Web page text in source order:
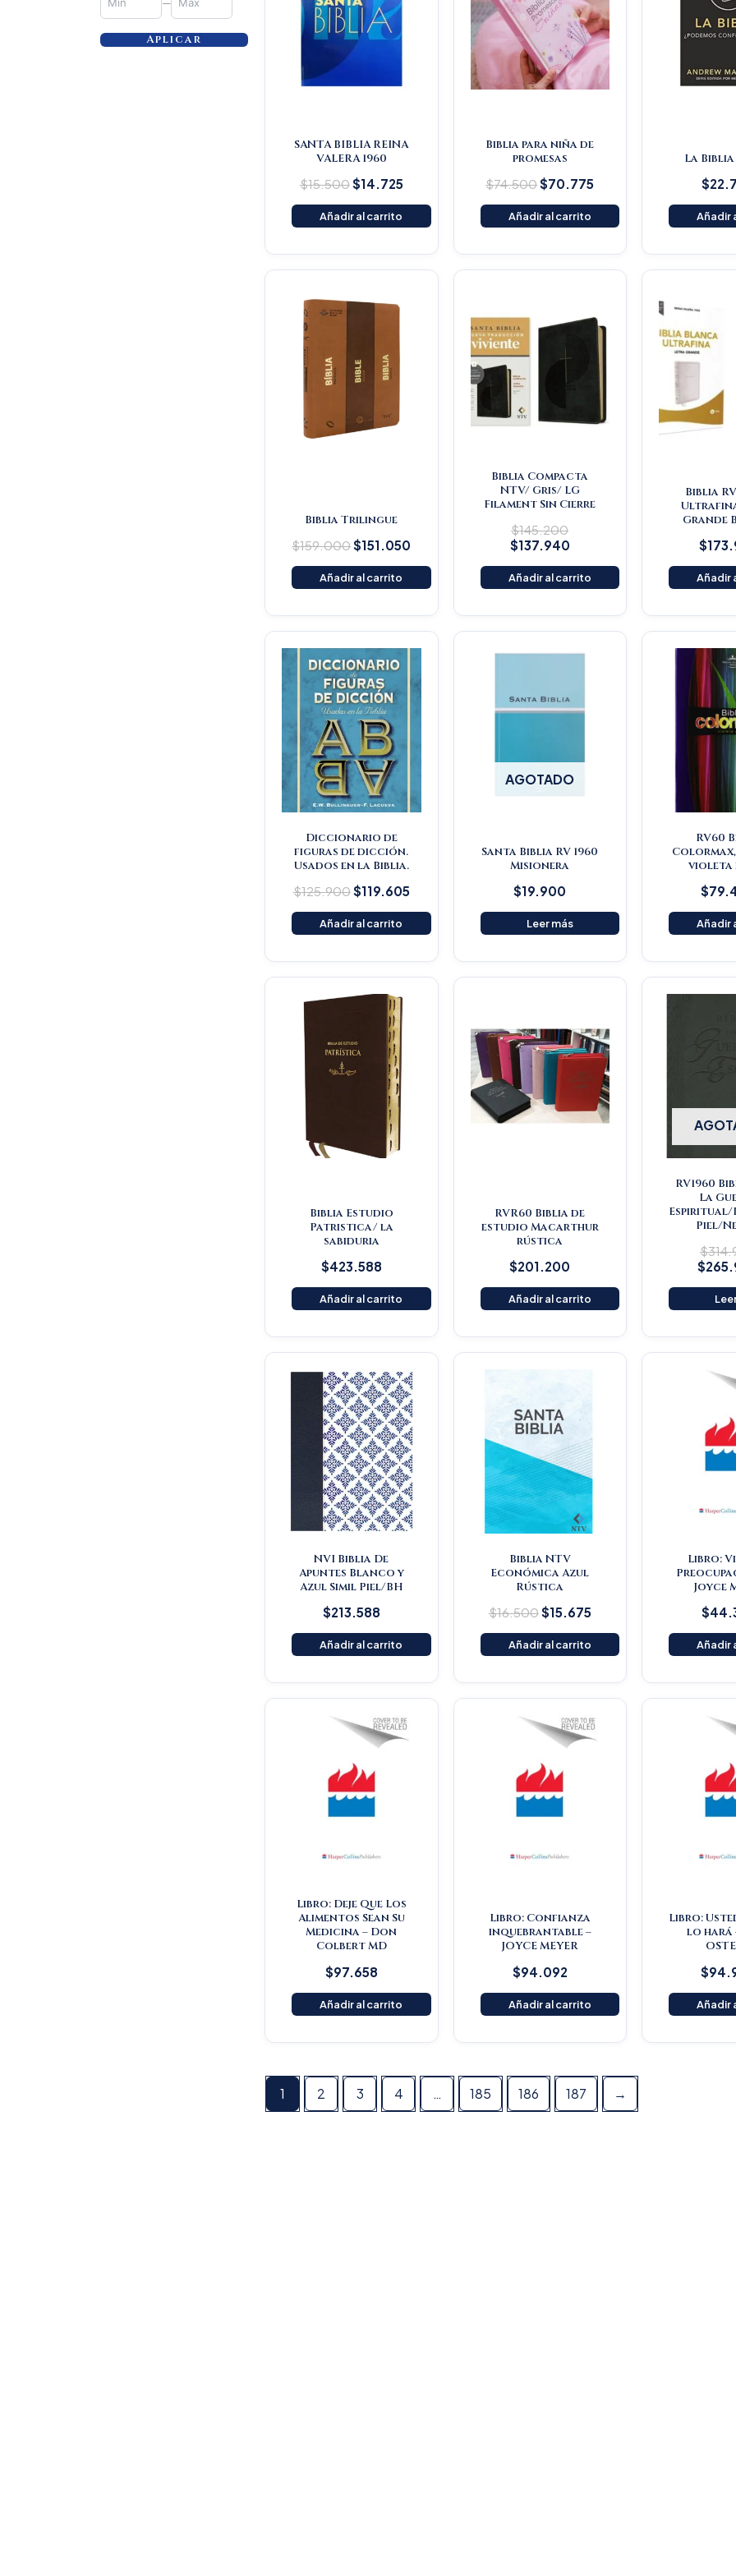
Aplicar
SANTA BIBLIA REINA
VALERA 1960
$15.500$14.725
Añadir al carrito
Biblia para niña de
promesas
$74.500$70.775
Añadir al carrito
La
$
Añadir
Biblia Trilingue
$159.000
was:
$151.050
Current
$151.050.
Añadir al carrito
Biblia Compacta
NTV/ Gris/ LG
Filament Sin Cierre
$145.200
$145.200.
$137.940
$137.940.
Añadir al carrito
Biblia
Grande
$
Añadir
Diccionario de
figuras de dicción.
Usados en la Biblia.
$125.900
price
was:
$125.900.
$119.605
Current
$119.605.
Añadir al carrito
AGOTADO
Santa Biblia RV 1960
Misionera
$19.900
Leer más
RV60
violeta
$
Añadir
Biblia Estudio
Patristica/ la
sabiduria
$423.588
Añadir al carrito
RVR60 Biblia de
estudio Macarthur
rústica
$201.200
Añadir al carrito
RV1960
La
Espiritual/
Piel/
$
$
NVI Biblia De
Apuntes Blanco y
Azul Simil Piel/BH
$213.588
Añadir al carrito
Biblia NTV
Económica Azul
Rústica
$16.500
$16.500.
$15.675
Current
Añadir al carrito
Libro:
Joyce
$
Añadir
Libro: Deje Que Los
Alimentos Sean Su
Medicina – Don
Colbert MD
$97.658
Añadir al carrito
Libro: Confianza
inquebrantable –
JOYCE MEYER
$94.092
Añadir al carrito
Libro:
lo hará
$
Añadir
1 2 3 4 … 185 186 187 →